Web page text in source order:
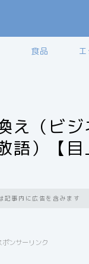
食品
え（ビ
語）【
記事内に広告を含みます
ポンサーリンク